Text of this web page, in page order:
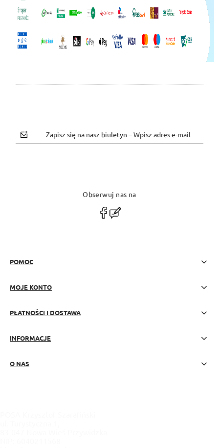
Zapisz się na nasz biuletyn – Wpisz adres e-mail
Obserwuj nas na
POMOC
MOJE KONTO
PŁATNOŚCI I DOSTAWA
INFORMACJE
O NAS